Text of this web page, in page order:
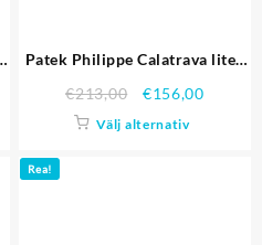
Patek Philippe Calatrava liten
stål fallet och armband Replika
Klockor
€213,00 €156,00
Välj alternativ
Rea!